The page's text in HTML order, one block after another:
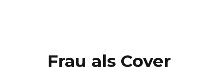
Frau als Cover